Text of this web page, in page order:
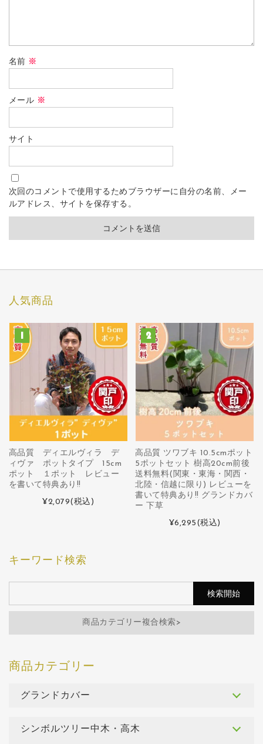
名前 ※
メール ※
サイト
次回のコメントで使用するためブラウザーに自分の名前、メー
ルアドレス、サイトを保存する。
人気商品
高品質 ディエルヴィラ デ
ィヴァ ポットタイプ 15cm
ポット １ポット レビュー
を書いて特典あり!!
¥2,079(税込)
高品質 ツワブキ 10.5cmポット
5ポットセット 樹高20cm前後
送料無料(関東・東海・関西・
北陸・信越に限り) レビューを
書いて特典あり!! グランドカバ
ー 下草
¥6,295 (税込)
キーワード検索
商品カテゴリー複合検索>
グランドカバー
シンボルツリー中木・高木